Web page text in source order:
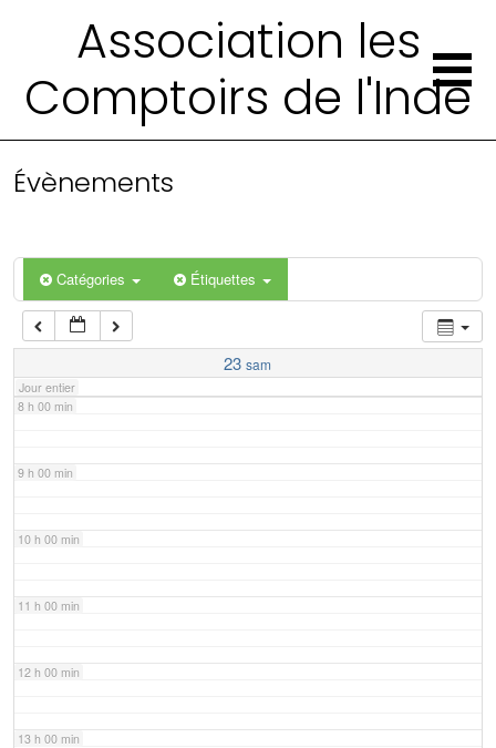
Association les
Comptoirs de l'Inde
Évènements
Catégories Étiquettes
23 sam
Jour entier
4 h 00 min
6 h 00 min
7 h 00 min
8 h 00 min
9 h 00 min
10 h 00 min
11 h 00 min
12 h 00 min
13 h 00 min